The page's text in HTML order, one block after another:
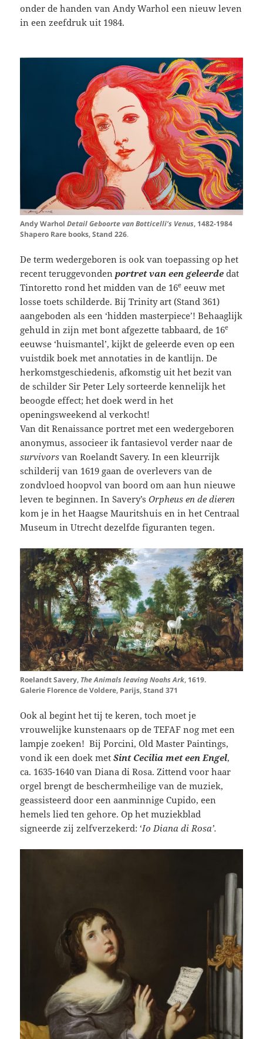
onder de handen van Andy Warhol een nieuw leven
in een zeefdruk uit 1984.
Andy WarholDetail Geboorte van Botticelli’s Venus, 1482-1984
Shapero Rare books, Stand 226.
De term wedergeboren is ook van toepassing op het
recent teruggevondenportret van een geleerdedat
Tintoretto rond het midden van de 16e eeuw met
losse toets schilderde. Bij Trinity art (Stand 361)
aangeboden als een ‘hidden masterpiece’! Behaaglijk
gehuld in zijn met bont afgezette tabbaard, de 16e
eeuwse ‘huismantel’, kijkt de geleerde even op een
vuistdik boek met annotaties in de kantlijn. De
herkomstgeschiedenis, afkomstig uit het bezit van
de schilder Sir Peter Lely sorteerde kennelijk het
beoogde effect; het doek werd in het
openingsweekend al verkocht!
Van dit Renaissance portret met een wedergeboren
anonymus, associeer ik fantasievol verder naar de
survivorsvan Roelandt Savery. In een kleurrijk
schilderij van 1619 gaan de overlevers van de
zondvloed hoopvol van boord om aan hun nieuwe
leven te beginnen. In Savery’sOrpheus en de dieren
kom je in het Haagse Mauritshuis en in het Centraal
Museum in Utrecht dezelfde figuranten tegen.
Roelandt Savery, The Animals leaving Noahs Ark, 1619.
Galerie Florence de Voldere, Parijs, Stand 371
Ook al begint het tij te keren, toch moet je
vrouwelijke kunstenaars op de TEFAF nog met een
lampje zoeken! Bij Porcini, Old Master Paintings,
vond ik een doek metSint Cecilia met een Engel,
ca. 1635-1640 van Diana di Rosa. Zittend voor haar
orgel brengt de beschermheilige van de muziek,
geassisteerd door een aanminnige Cupido, een
hemels lied ten gehore. Op het muziekblad
signeerde zij zelfverzekerd: ‘Io Diana di Rosa’.